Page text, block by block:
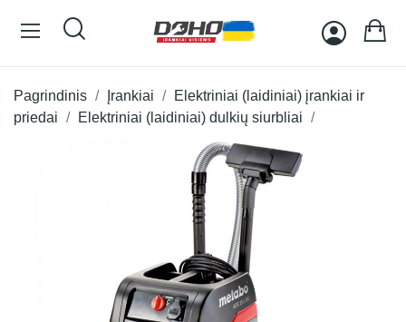
Pagrindinis Įrankiai
Elektriniai (laidiniai) įrankiai ir
priedai
Elektriniai (laidiniai) dulkių siurbliai